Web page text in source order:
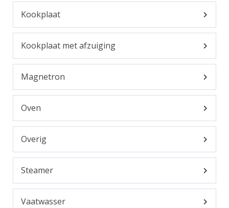
Kookplaat
Kookplaat met afzuiging
Magnetron
Oven
Overig
Steamer
Vaatwasser